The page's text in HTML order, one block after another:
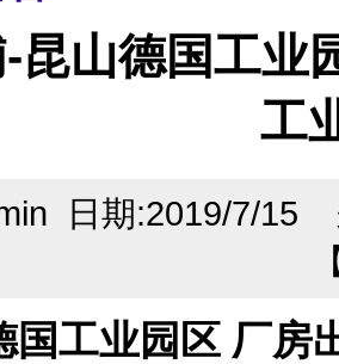
昆山德国工业
工
日期:2019/7/15
国工业园区 厂